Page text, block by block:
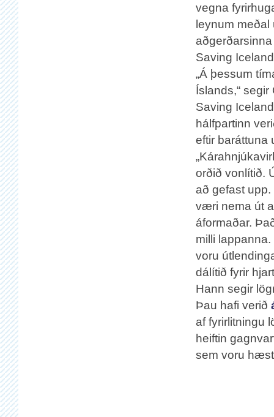
vegna
leynum meðal
Saving
„Á þessum
Íslands,“
Saving
hálfpartinn
eftir baráttuna
orðið vonlítið.
að gefast
væri nema út
áformaðar.
milli
voru
dálítið fyrir
Hann segir
Þau hafi verið
af fyrirlitningu
heiftin
sem voru hæst